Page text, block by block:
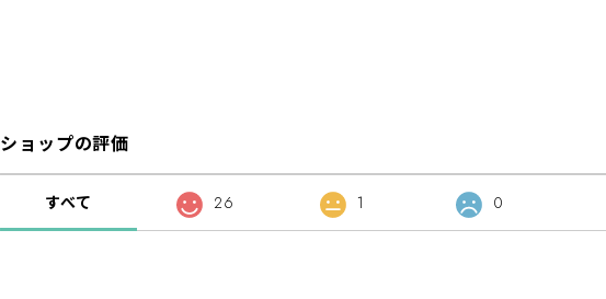
ショップの評価
すべて 26 1 0